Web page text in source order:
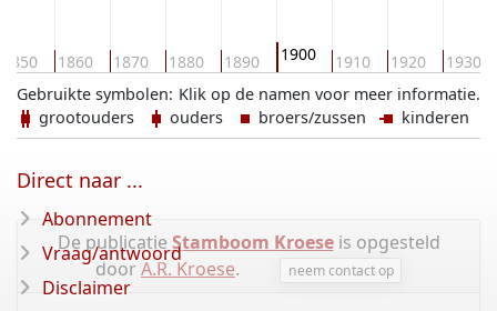
1850 1860 1870 1880 1890 1900 1910 1920 1930
Klik op de namen voor meer informatie.
Gebruikte symbolen:
grootouders
ouders broers/zussen kinderen
De publicatie Stamboom Kroeseis opgesteld
doorA.R. Kroese. neem contact op
Direct naar ...
Abonnement
Vraag/antwoord
Disclaimer